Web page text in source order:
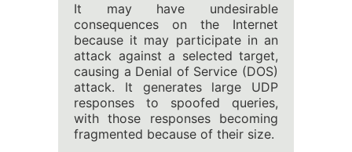
It may have undesirable
consequences on the Internet
because it may participate in an
attack against a selected target,
causing a Denial of Service (DOS)
attack. It generates large UDP
responses to spoofed queries,
with those responses becoming
fragmented because of their size.